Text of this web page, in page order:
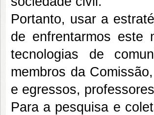
Portanto, usar a
de enfrentarmos
tecnologias de
membros da
e egressos,
Para a pesquisa e